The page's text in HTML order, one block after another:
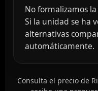
No formalizamos
Si la unidad se ha
alternativas
automáticamente.
Consulta el precio de